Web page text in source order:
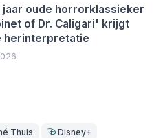
jaar oude horrorklassieker
of Dr. Caligari' krijgt
herinterpretatie
Thuis Disney+